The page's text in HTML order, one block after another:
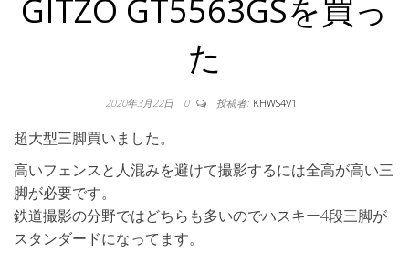
GITZO GT5563GSを買っ
た
2020年3月22日 0 投稿者: KHWS4V1
超大型三脚買いました。
高いフェンスと人混みを避けて撮影するには全高が高い三
脚が必要です。
鉄道撮影の分野ではどちらも多いのでハスキー4段三脚が
スタンダードになってます。